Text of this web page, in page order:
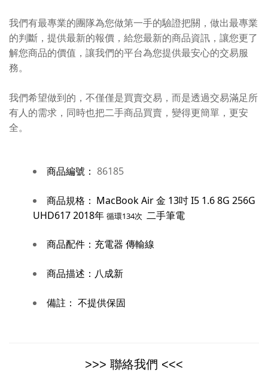
我們有最專業的團隊為您做第一手的驗證把關，做出最專業
的判斷，提供最新的報價，給您最新的商品資訊，讓您更了
解您商品的價值，讓我們的平台為您提供最安心的交易服
務。
我們希望做到的，不僅僅是買賣交易，而是透過交易滿足所
有人的需求，同時也把二手商品買賣，變得更簡單，更安
全。
商品編號： 86185
商品規格： MacBook Air 金 13吋 I5 1.6 8G 256G
UHD617 2018年 循環134次 二手筆電
商品配件： 充電器 傳輸線
商品描述： 八成新
備註： 不提供保固
>>> 聯絡我們 <<<